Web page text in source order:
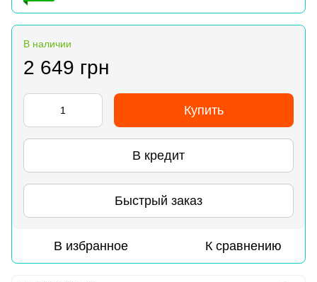
В наличии
2 649 грн
Купить
В кредит
Быстрый заказ
В избранное К сравнению